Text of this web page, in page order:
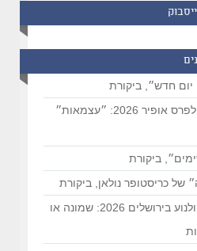
יום חדש״, ביקורת
המועמדים לפרס אופיר 2026: ״עצמאות״
ביקורת
של כריסטופר נולאן, ביקורת
פסטיבל הקולנוע בירושלים 2026: שמונה או